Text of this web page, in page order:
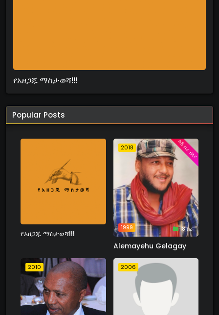
የአዘጋጁ ማስታወሻ!!!
Popular Posts
የአዘጋጁ ማስታወሻ!!!
2018
1999 18 ስራ
ከ5 ስራ በላይ
Alemayehu Gelagay
2010 2006